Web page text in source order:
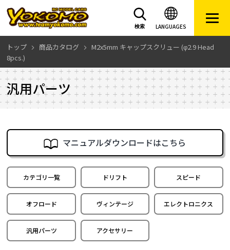
LANGUAGES
検索
トップ 商品カタログ
M2x5mm キャップスクリュー (φ2.9 Head
8pcs.)
汎用パーツ
マニュアルダウンロードはこちら
カテゴリ一覧 ドリフト スピード
オフロード ヴィンテージ エレクトロニクス
汎用パーツ アクセサリー